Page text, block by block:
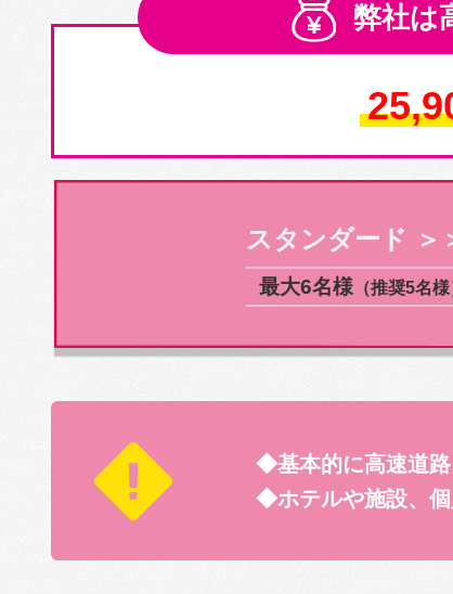
弊社は
スタンダード ＞
最大6名様 （推奨5名様
◆基本的に高速道路
◆ホテルや施設、個